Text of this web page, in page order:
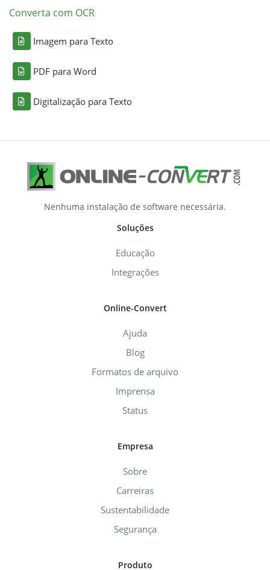
Converta com OCR
Imagem para Texto
PDF para Word
Digitalização para Texto
Nenhuma instalação de software necessária.
Soluções
Educação
Integrações
Online-Convert
Ajuda
Blog
Formatos de arquivo
Imprensa
Status
Empresa
Sobre
Carreiras
Sustentabilidade
Segurança
Produto